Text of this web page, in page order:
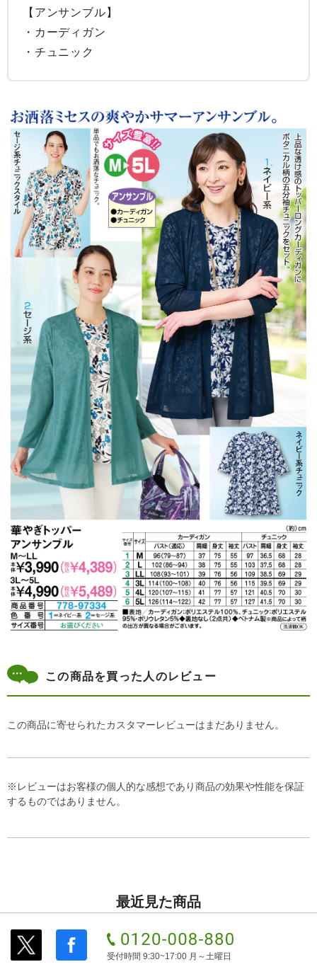
【アンサンブル】
・カーディガン
・チュニック
この商品を買った人のレビュー
この商品に寄せられたカスタマーレビューはまだありません。
※レビューはお客様の個人的な感想であり商品の効果や性能を保証
するものではありません。
最近見た商品
受付時間 9:30~17:00 月～土曜日